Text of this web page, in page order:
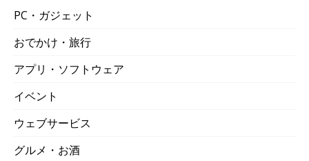
PC・ガジェット
おでかけ・旅行
アプリ・ソフトウェア
イベント
ウェブサービス
グルメ・お酒